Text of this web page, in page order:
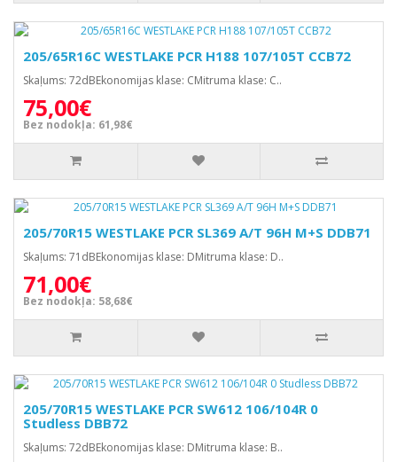
205/65R16C WESTLAKE PCR H188 107/105T CCB72
Skaļums: 72dBEkonomijas klase: CMitruma klase: C..
75,00€
Bez nodokļa: 61,98€
205/70R15 WESTLAKE PCR SL369 A/T 96H M+S DDB71
Skaļums: 71dBEkonomijas klase: DMitruma klase: D..
71,00€
Bez nodokļa: 58,68€
205/70R15 WESTLAKE PCR SW612 106/104R 0
Studless DBB72
Skaļums: 72dBEkonomijas klase: DMitruma klase: B..